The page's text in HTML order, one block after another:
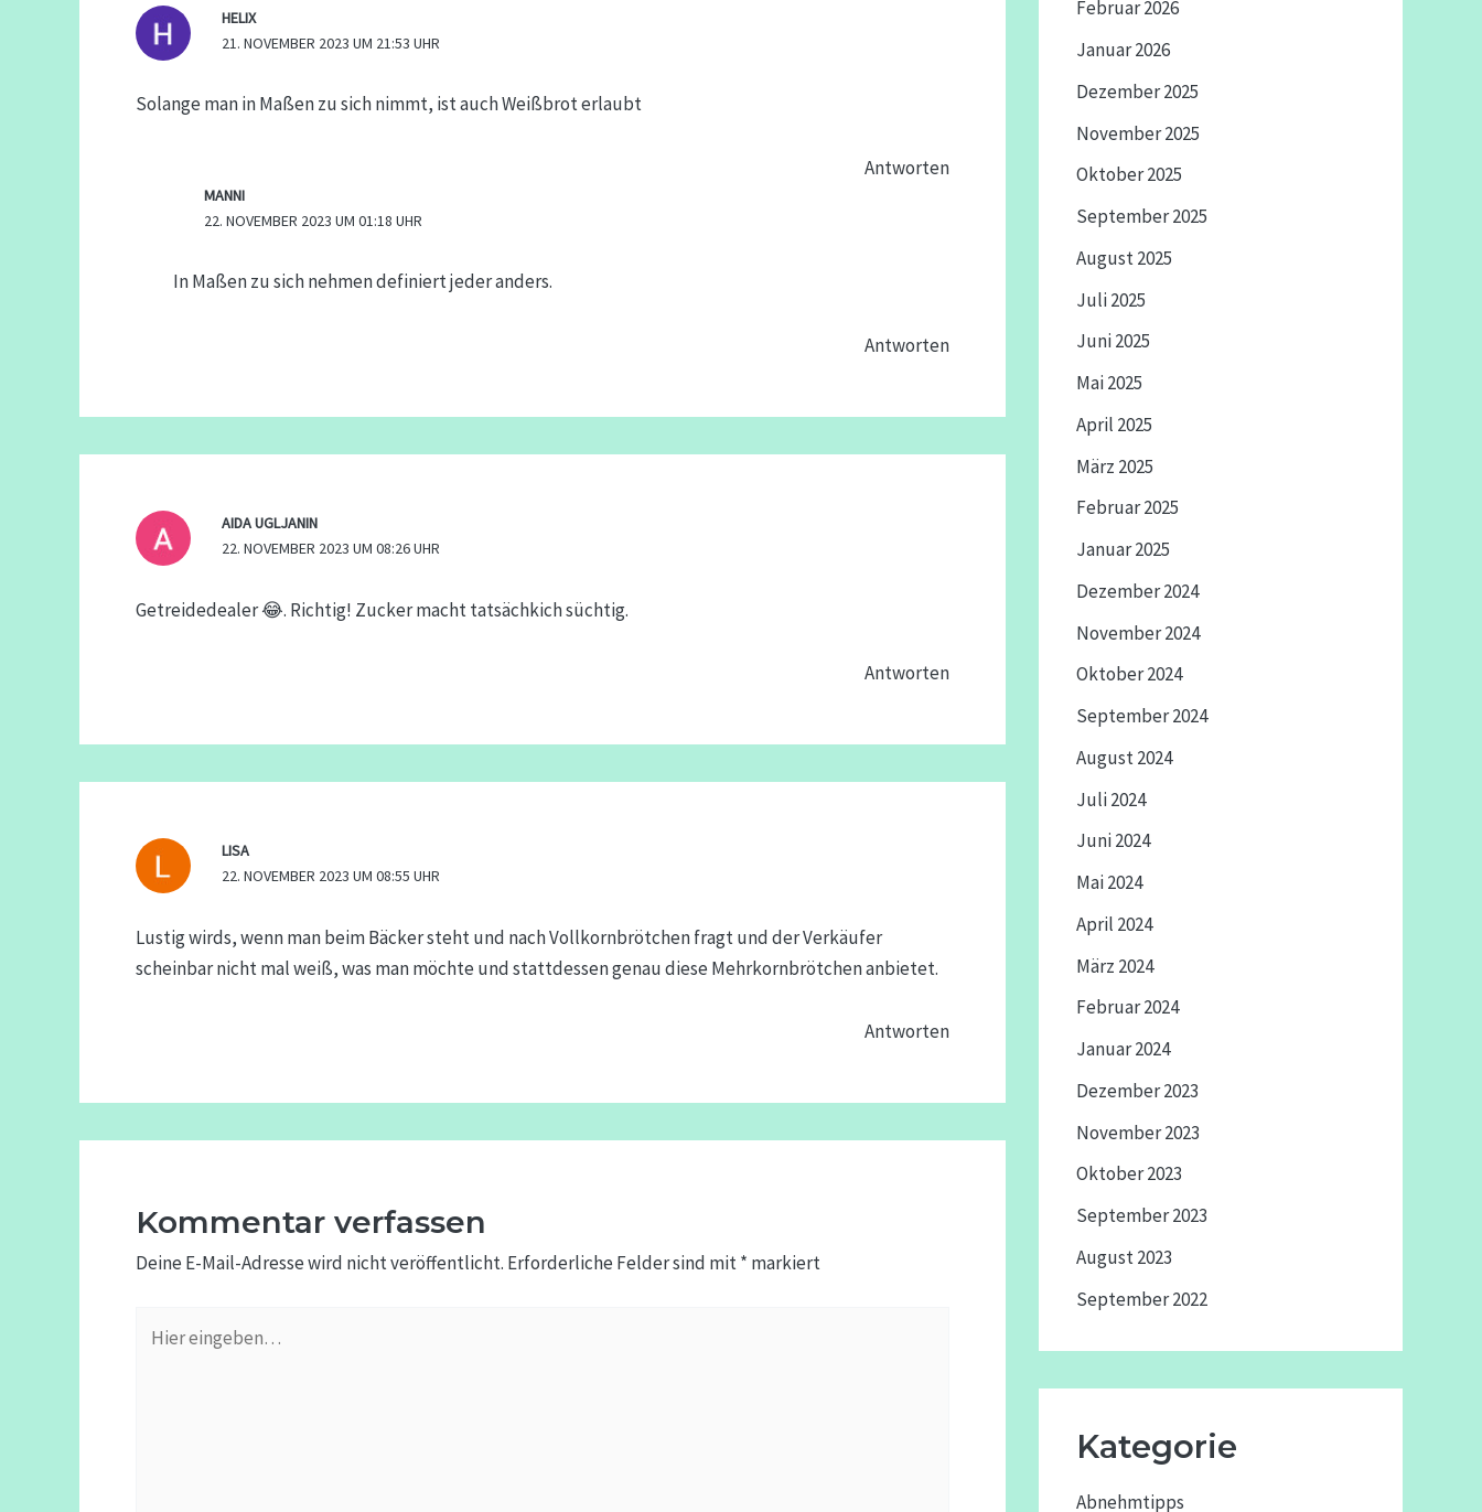
HELIX
21. NOVEMBER 2023 UM 21:53 UHR
Solange man in Maßen zu sich nimmt, ist auch Weißbrot erlaubt
Antworten
MANNI
22. NOVEMBER 2023 UM 01:18 UHR
In Maßen zu sich nehmen definiert jeder anders.
Antworten
AIDA UGLJANIN
22. NOVEMBER 2023 UM 08:26 UHR
Getreidedealer 😂. Richtig! Zucker macht tatsächkich süchtig.
Antworten
LISA
22. NOVEMBER 2023 UM 08:55 UHR
Lustig wirds, wenn man beim Bäcker steht und nach Vollkornbrötchen fragt und der Verkäufer
scheinbar nicht mal weiß, was man möchte und stattdessen genau diese Mehrkornbrötchen anbietet.
Antworten
Kommentar verfassen
Deine E-Mail-Adresse wird nicht veröffentlicht. Erforderliche Felder sind mit* markiert
eingeben…
Februar 2026
Januar 2026
Dezember 2025
November 2025
Oktober 2025
September 2025
August 2025
Juli 2025
Juni 2025
Mai 2025
April 2025
März 2025
Februar 2025
Januar 2025
Dezember 2024
November 2024
Oktober 2024
September 2024
August 2024
Juli 2024
Juni 2024
Mai 2024
April 2024
März 2024
Februar 2024
Januar 2024
Dezember 2023
November 2023
Oktober 2023
September 2023
August 2023
September 2022
Kategorie
Abnehmtipps